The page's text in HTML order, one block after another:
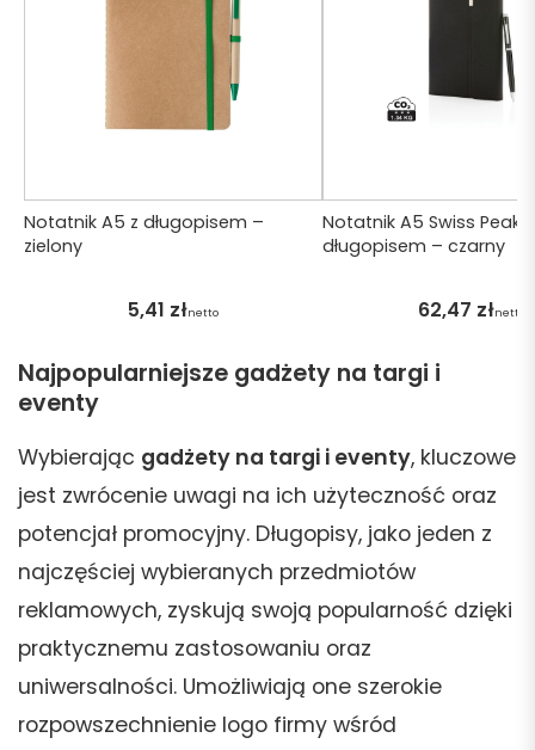
Notatnik A5 z długopisem –
zielony
5,41 złnetto
Notatnik A5 Swiss Peak z
długopisem – czarny
62,47 złnetto
Najpopularniejsze gadżety na targi i
eventy
Wybierając gadżety na targi i eventy, kluczowe
jest zwrócenie uwagi na ich użyteczność oraz
potencjał promocyjny. Długopisy, jako jeden z
najczęściej wybieranych przedmiotów
reklamowych, zyskują swoją popularność dzięki
praktycznemu zastosowaniu oraz
uniwersalności. Umożliwiają one szerokie
rozpowszechnienie logo firmy wśród